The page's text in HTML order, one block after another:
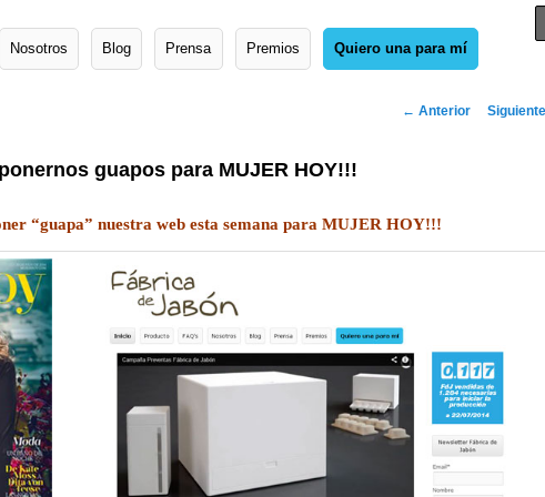
Nosotros Blog Prensa Premios Quiero una para mí
Navegador
← Anterior Siguiente
guapos para MUJER HOY!!!
“guapa” nuestra web esta semana para MUJER HOY!!!